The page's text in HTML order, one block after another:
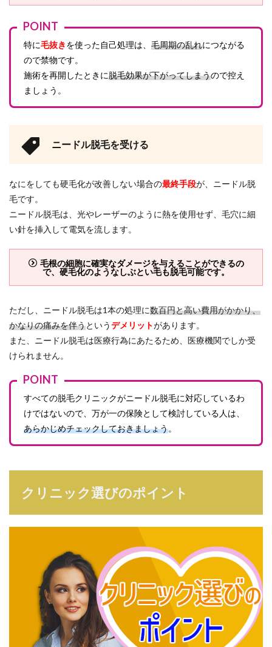
POINT
特に毛抜きを使った自己処理は、 毛周期の乱れにつながる
ので禁物です。
施術を再開したときに脱毛効果が下がってしまうので控え
ましょう。
ニードル脱毛を受ける
なにをしても硬毛化が改善しない場合の最終手段が、ニードル脱
毛です。
ニードル脱毛は、光やレーザーのように熱を使用せず、毛穴に細
い針を挿入して電気を流します。
毛根の細胞に確実なダメージを与えることができるの
で、硬毛化のようなしぶとい毛も脱毛可能です。
ただし、ニードル脱毛は1本の処理に数百円と高い費用がかかり、
かなりの痛みを伴うというデメリットがあります。
また、ニードル脱毛は医療行為にあたるため、医療機関でしか受
けられません。
POINT
すべての脱毛クリニックがニードル脱毛に対応しているわ
けではないので、万が一の保険として検討している人は、
あらかじめチェックしておきましょう。
クリニック選びのポイント